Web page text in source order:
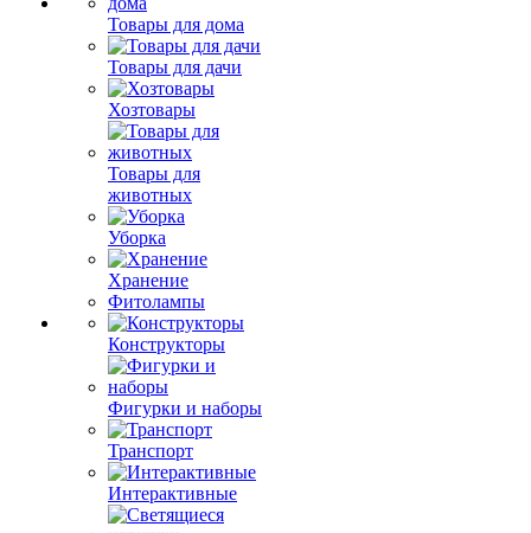
Товары для дома
Товары для дачи
Хозтовары
Товары для
животных
Уборка
Хранение
Фитолампы
Конструкторы
Фигурки и наборы
Транспорт
Интерактивные